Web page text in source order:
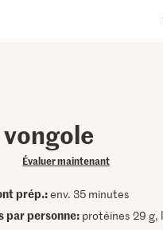
Évaluer maintenant
prép.:env. 35 minutes
par personne: protéines 29 g,